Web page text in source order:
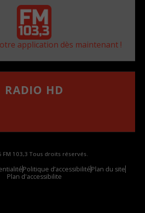
application dès maintenant !
RADIO HD
FM 103,3 Tous droits réservés.
Politique d’accessibilitéPlan du site
Plan d'accessibilite